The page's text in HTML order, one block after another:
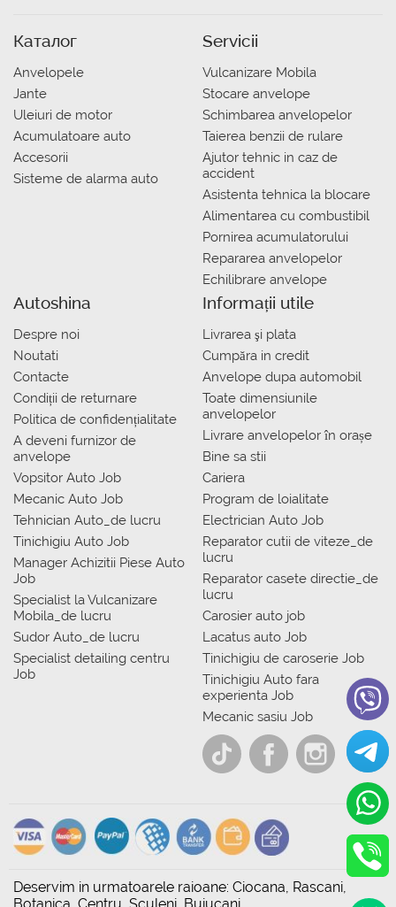
Каталог
Anvelopele
Jante
Uleiuri de motor
Acumulatoare auto
Accesorii
Sisteme de alarma auto
Servicii
Vulcanizare Mobila
Stocare anvelope
Schimbarea anvelopelor
Taierea benzii de rulare
Ajutor tehnic in caz de
accident
Asistenta tehnica la blocare
Alimentarea cu combustibil
Pornirea acumulatorului
Repararea anvelopelor
Echilibrare anvelope
Autoshina
Despre noi
Noutati
Contacte
Condiții de returnare
Politica de confidențialitate
A deveni furnizor de
anvelope
Vopsitor Auto Job
Mecanic Auto Job
Tehnician Auto_de lucru
Tinichigiu Auto Job
Manager Achizitii Piese Auto
Job
Specialist la Vulcanizare
Mobila_de lucru
Sudor Auto_de lucru
Specialist detailing centru
Job
Informații utile
Livrarea şi plata
Сumpăra in credit
Anvelope dupa automobil
Toate dimensiunile
anvelopelor
Livrare anvelopelor în orașe
Bine sa stii
Cariera
Program de loialitate
Electrician Auto Job
Reparator cutii de viteze_de
lucru
Reparator casete directie_de
lucru
Carosier auto job
Lacatus auto Job
Tinichigiu de caroserie Job
Tinichigiu Auto fara
experienta Job
Mecanic sasiu Job
Deservim in urmatoarele raioane: Ciocana, Rascani,